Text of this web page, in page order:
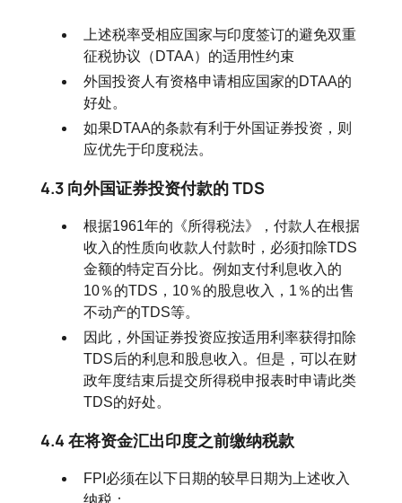
上述税率受相应国家与印度签订的避免双重
征税协议（DTAA）的适用性约束
外国投资人有资格申请相应国家的DTAA的
好处。
如果DTAA的条款有利于外国证券投资，则
应优先于印度税法。
4.3 向外国证券投资付款的 TDS
根据1961年的《所得税法》，付款人在根据
收入的性质向收款人付款时，必须扣除TDS
金额的特定百分比。例如支付利息收入的
10％的TDS，10％的股息收入，1％的出售
不动产的TDS等。
因此，外国证券投资应按适用利率获得扣除
TDS后的利息和股息收入。但是，可以在财
政年度结束后提交所得税申报表时申请此类
TDS的好处。
4.4 在将资金汇出印度之前缴纳税款
FPI必须在以下日期的较早日期为上述收入
纳税：